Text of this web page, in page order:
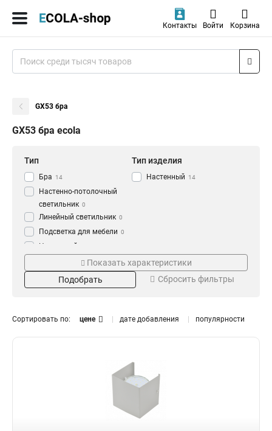
Контакты Войти Корзина
GX53 бра
GX53 бра ecola
Тип
Бра 14
Настенно-потолочный
светильник 0
Линейный светильник 0
Подсветка для мебели 0
Накладной светильник
14
Тип изделия
Настенный 14
Прямоугольный 14 GX53 14
Цвет
Серый
Сатин-хром
Хром
Белый
Показать характеристики
Подобрать
Сбросить фильтры
Сортировать по: цене дате добавления популярности